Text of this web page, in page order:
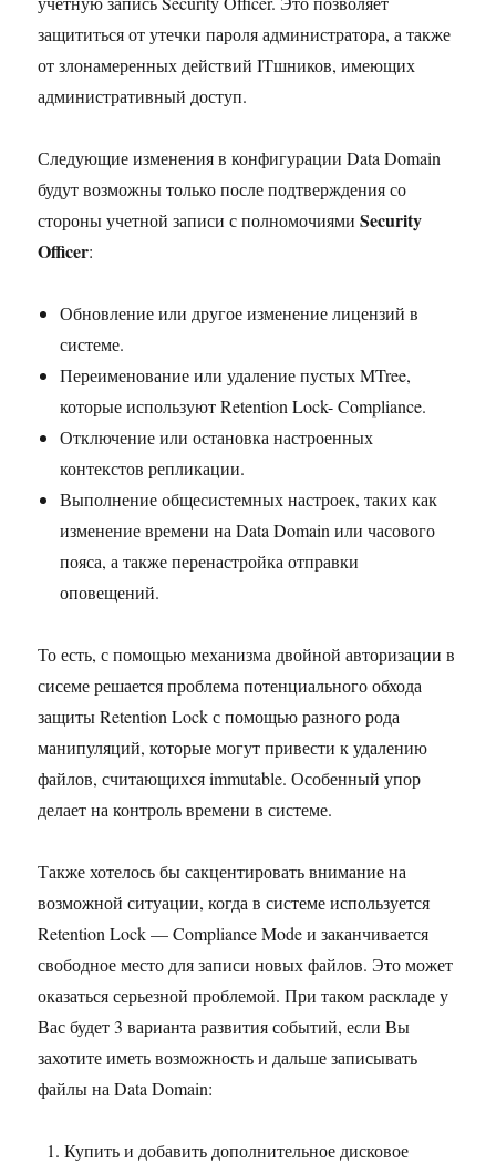
защититься от утечки пароля администратора, а также
от злонамеренных действий ITшников, имеющих
административный доступ.
Следующие изменения в конфигурации Data Domain
будут возможны только после подтверждения со
стороны учетной записи с полномочиямиSecurity
Officer:
Обновление или другое изменение лицензий в
системе.
Переименование или удаление пустых MTree,
которые используют Retention Lock- Compliance.
Отключение или остановка настроенных
контекстов репликации.
Выполнение общесистемных настроек, таких как
изменение времени на Data Domain или часового
пояса, а также перенастройка отправки
оповещений.
То есть, с помощью механизма двойной авторизации в
сисеме решается проблема потенциального обхода
защиты Retention Lock с помощью разного рода
манипуляций, которые могут привести к удалению
файлов, считающихся immutable. Особенный упор
делает на контроль времени в системе.
Также хотелось бы сакцентировать внимание на
возможной ситуации, когда в системе используется
Retention Lock — Compliance Mode и заканчивается
свободное место для записи новых файлов. Это может
оказаться серьезной проблемой. При таком раскладе у
Вас будет 3 варианта развития событий, если Вы
захотите иметь возможность и дальше записывать
файлы на Data Domain:
Купить и добавить дополнительное дисковое